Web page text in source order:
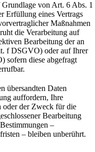
von Art. 6 Abs. 1
Erfüllung eines Vertrags
Maßnahmen
die Verarbeitung auf
Bearbeitung der an
f DSGVO) oder auf Ihrer
diese abgefragt
übersandten Daten
auffordern, Ihre
der Zweck für die
Bearbeitung
–
– bleiben unberührt.